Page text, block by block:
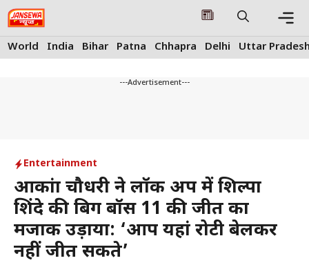
Skip
to
content
World India Bihar Patna Chhapra Delhi Uttar
---Advertisement---
Entertainment
आकांक्षा चौधरी ने लॉक अप में शिल्पा
शिंदे की बिग बॉस 11 की जीत का
मजाक उड़ाया: ‘आप यहां रोटी बेलकर
नहीं जीत सकते’